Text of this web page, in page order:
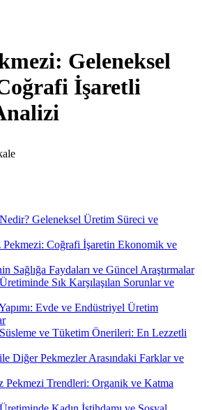
Geleneksel
İşaretli
Geleneksel Üretim Süreci ve
Coğrafi İşaretin Ekonomik ve
Sağlığa Faydaları ve Güncel Araştırmalar
Sık Karşılaşılan Sorunlar ve
Evde ve Endüstriyel Üretim
ve Tüketim Önerileri: En Lezzetli
Diğer Pekmezler Arasındaki Farklar ve
Pekmezi Trendleri: Organik ve Katma